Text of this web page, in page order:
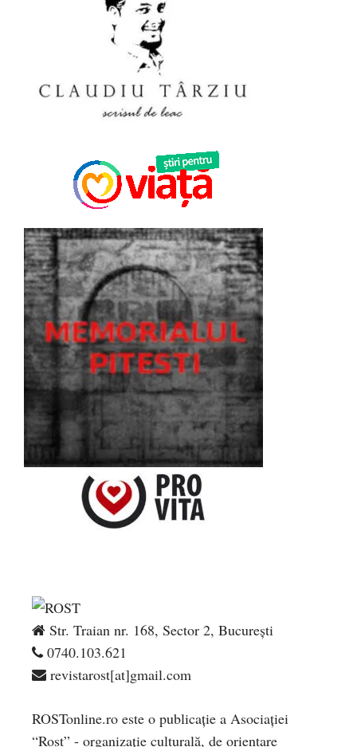
Str. Traian nr. 168, Sector 2, București
0740.103.621
revistarost[at]gmail.com
ROSTonline.ro este o publicaţie a Asociaţiei
“Rost” - organizaţie culturală, de orientare